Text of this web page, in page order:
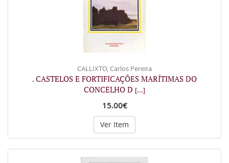
CALLIXTO, Carlos Pereira
. CASTELOS E FORTIFICAÇÕES MARÍTIMAS DO
CONCELHO D [...]
15.00€
Ver Item